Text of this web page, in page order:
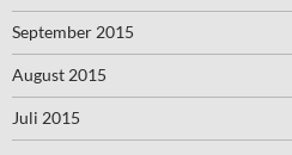
September 2015
August 2015
Juli 2015